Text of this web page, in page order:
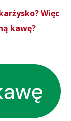
Więc
kawę?